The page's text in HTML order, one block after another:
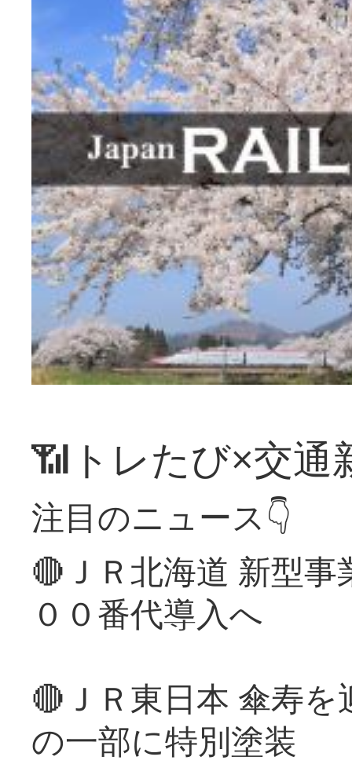
📶トレたび×交通
注目のニュース👇
🔴ＪＲ北海道 新型
００番代導入へ
🔴ＪＲ東日本 傘寿
の一部に特別塗装